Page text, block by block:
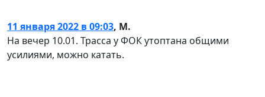
11 января 2022 в 09:03, М.
На вечер 10.01. Трасса у ФОК утоптана общими
усилиями, можно катать.